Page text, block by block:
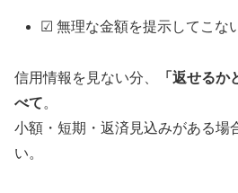
☑ 無理な金額を提示してこな
信用情報を見ない分、
「返せる
べて。
小額・短期・返済見込みがある場
い。